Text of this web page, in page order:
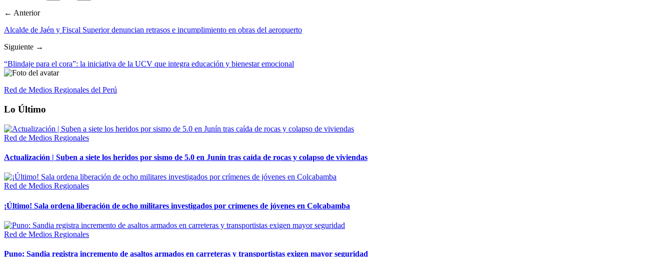
← Anterior
Alcalde de Jaén y Fiscal Superior denuncian retrasos e incumplimiento en obras del aeropuerto
Siguiente →
“Blindaje para el cora”: la iniciativa de la UCV que integra educación y bienestar emocional
Red de Medios Regionales del Perú
Lo Último
Red de Medios Regionales
Actualización | Suben a siete los heridos por sismo de 5.0 en Junín tras caída de rocas y colapso de viviendas
Red de Medios Regionales
¡Último! Sala ordena liberación de ocho militares investigados por crímenes de jóvenes en Colcabamba
Red de Medios Regionales
Puno: Sandia registra incremento de asaltos armados en carreteras y transportistas exigen mayor seguridad